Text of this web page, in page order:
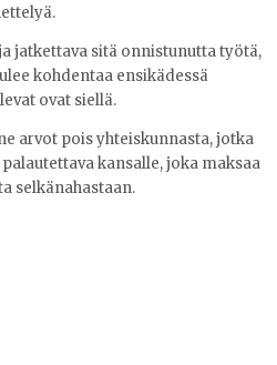
jatkettava sitä onnistunutta työtä,
kohdentaa ensikädessä
ovat siellä.
arvot pois yhteiskunnasta, jotka
kansalle, joka maksaa
selkänahastaan.